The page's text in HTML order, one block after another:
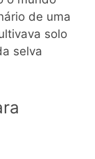
de uma
solo
selva